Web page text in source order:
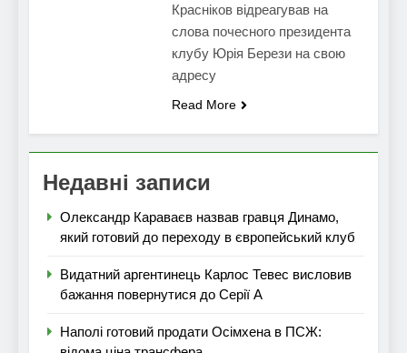
Красніков відреагував на
слова почесного президента
клубу Юрія Берези на свою
адресу
Read More
Недавні записи
Олександр Караваєв назвав гравця Динамо,
який готовий до переходу в європейський клуб
Видатний аргентинець Карлос Тевес висловив
бажання повернутися до Серії А
Наполі готовий продати Осімхена в ПСЖ: